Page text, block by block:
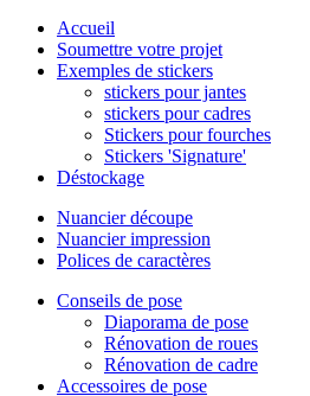
Accueil
Soumettre votre projet
Exemples de stickers
stickers pour jantes
stickers pour cadres
Stickers pour fourches
Stickers 'Signature'
Déstockage
Nuancier découpe
Nuancier impression
Polices de caractères
Conseils de pose
Diaporama de pose
Rénovation de roues
Rénovation de cadre
Accessoires de pose